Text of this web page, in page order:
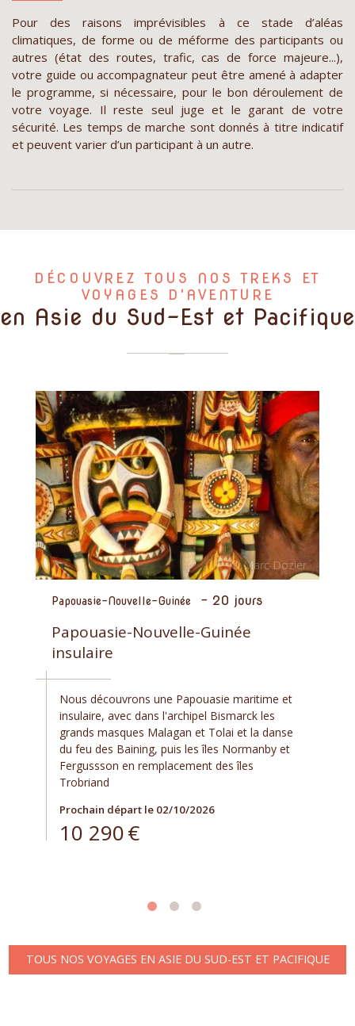
Pour des raisons imprévisibles à ce stade d’aléas
climatiques, de forme ou de méforme des participants ou
autres (état des routes, trafic, cas de force majeure...),
votre guide ou accompagnateur peut être amené à adapter
le programme, si nécessaire, pour le bon déroulement de
votre voyage. Il reste seul juge et le garant de votre
sécurité. Les temps de marche sont donnés à titre indicatif
et peuvent varier d’un participant à un autre.
DÉCOUVREZ TOUS NOS TREKS ET
VOYAGES D'AVENTURE
en Asie du Sud-Est et Pacifique
Papouasie-Nouvelle-Guinée - 20 jours
Papouasie-Nouvelle-Guinée
insulaire
Nous découvrons une Papouasie maritime et
insulaire, avec dans l'archipel Bismarck les
grands masques Malagan et Tolai et la danse
du feu des Baining, puis les îles Normanby et
Fergussson en remplacement des îles
Trobriand
Prochain départ le 02/10/2026
10 290€
TOUS NOS VOYAGES EN ASIE DU SUD-EST ET PACIFIQUE